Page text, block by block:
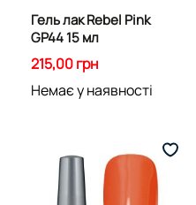
Гель лак Rebel Pink
GP44 15 мл
215,00 грн
Немає у наявності